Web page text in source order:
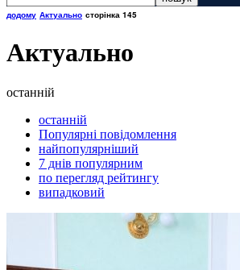
додому Актуально сторінка 145
Актуально
останній
останній
Популярні повідомлення
найпопулярніший
7 днів популярним
по перегляд рейтингу
випадковий